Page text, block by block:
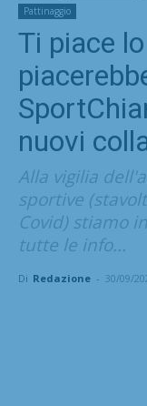
Pattinaggio
Ti piace
nuovi
Alla vigilia
sportive
Covid) stiamo
tutte le info...
Di Redazione - 30/09/